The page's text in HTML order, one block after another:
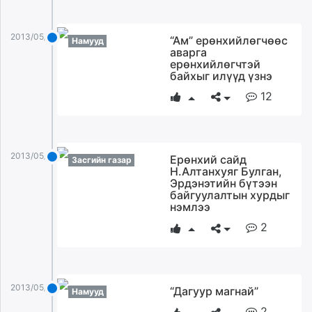
2013/05/05 Намууд
“Ам” ерөнхийлөгчөөс
аварга
ерөнхийлөгчтэй
байхыг илүүд үзнэ
12
2013/05/05 Засгийн газар
Ерөнхий сайд
Н.Алтанхуяг Булган,
Эрдэнэтийн бүтээн
байгуулалтын хурдыг
нэмлээ
2
2013/05/05 Намууд
“Дагуур магнай”